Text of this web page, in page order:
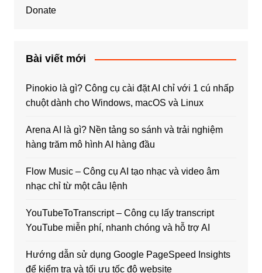
Donate
Bài viết mới
Pinokio là gì? Công cụ cài đặt AI chỉ với 1 cú nhấp
chuột dành cho Windows, macOS và Linux
Arena AI là gì? Nền tảng so sánh và trải nghiệm
hàng trăm mô hình AI hàng đầu
Flow Music – Công cụ AI tạo nhạc và video âm
nhạc chỉ từ một câu lệnh
YouTubeToTranscript – Công cụ lấy transcript
YouTube miễn phí, nhanh chóng và hỗ trợ AI
Hướng dẫn sử dụng Google PageSpeed Insights
để kiểm tra và tối ưu tốc độ website